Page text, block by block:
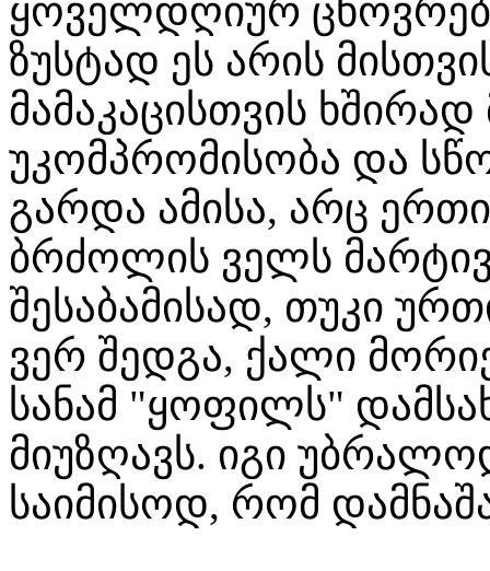
ყოველდღიურ
ზუსტად ეს არის
მამაკაცისთვის
უკომპრომისობა და
გარდა ამისა, არც
ბრძოლის ველს
შესაბამისად, თუკი
ვერ შედგა, ქალი
სანამ "ყოფილს"
მიუზღავს. იგი
საიმისოდ, რომ